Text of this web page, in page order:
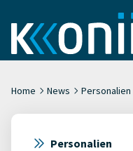
Home News Personalien
Personalien